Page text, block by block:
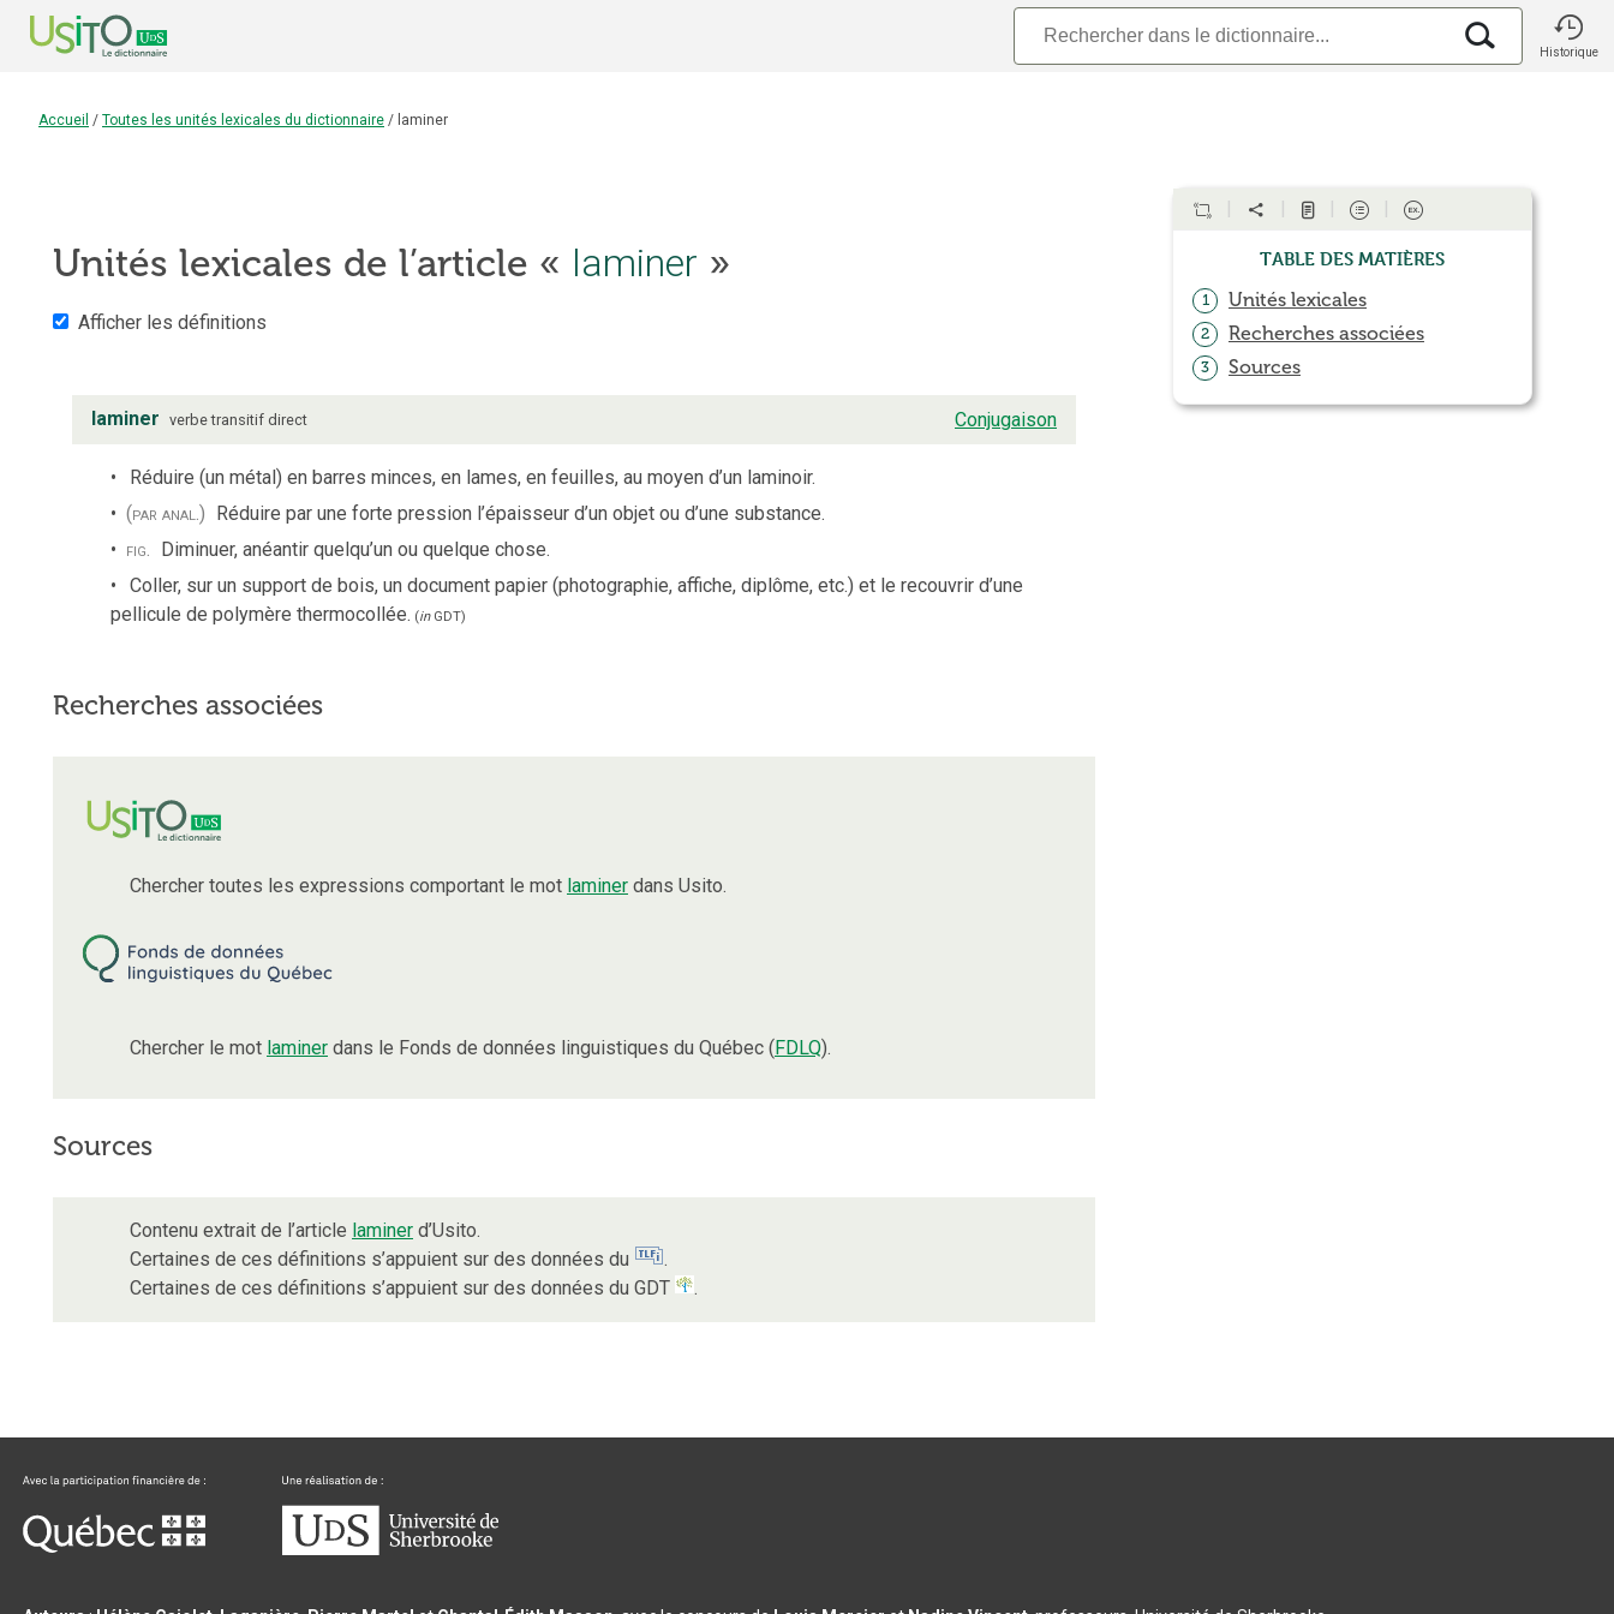
Historique
Accueil / Toutes les unités lexicales du dictionnaire / laminer
Unités lexicales de l’article « laminer »
Afficher les définitions
laminer verbe transitif direct Conjugaison
Réduire (un métal) en barres minces, en lames, en feuilles, au moyen d’un laminoir.
(par anal.) Réduire par une forte pression l’épaisseur d’un objet ou d’une substance.
fig. Diminuer, anéantir quelqu’un ou quelque chose.
Coller, sur un support de bois, un document papier (photographie, affiche, diplôme, etc.) et le recouvrir d’une
pellicule de polymère thermocollée. (inGDT)
Recherches associées
Chercher toutes les expressions comportant le mot laminer dans Usito.
Chercher le mot laminer dans le Fonds de données linguistiques du Québec (FDLQ).
Sources
Contenu extrait de l’article laminer d’Usito.
Certaines de ces définitions s’appuient sur des données du
.
Certaines de ces définitions s’appuient sur des données du GDT
.
Table des matières
1 Unités lexicales
2 Recherches associées
3 Sources